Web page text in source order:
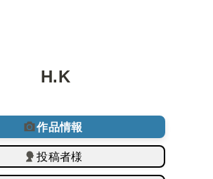
H.K
作品情報
投稿者様